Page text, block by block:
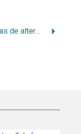
Técnicas de alternativa de mayor cobertura sanitaria